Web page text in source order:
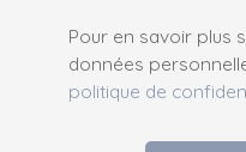
Pour en savoir plus
données
politique de